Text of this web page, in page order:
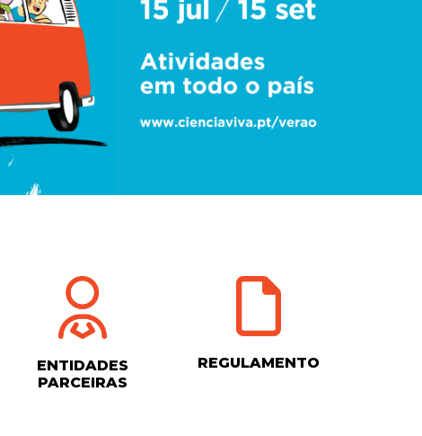
ENTIDADES
PARCEIRAS
REGULAMENTO